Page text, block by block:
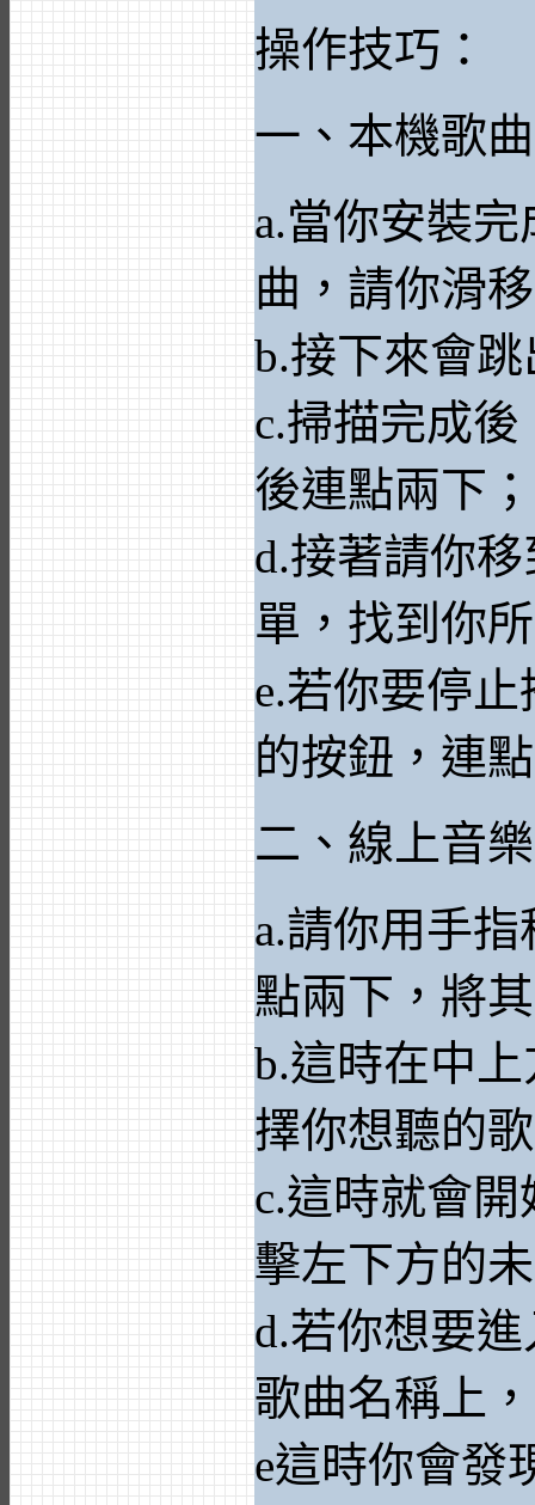
操作技巧：
一、本機歌
a.當你安裝
曲，請你滑
b.接下來會
c.掃描完成
後連點兩下；
d.接著請你
單，找到你
e.若你要停
的按鈕，連
二、線上音
a.請你用手
點兩下，將
b.這時在中
擇你想聽的
c.這時就會
擊左下方的
d.若你想要
歌曲名稱上
e這時你會發